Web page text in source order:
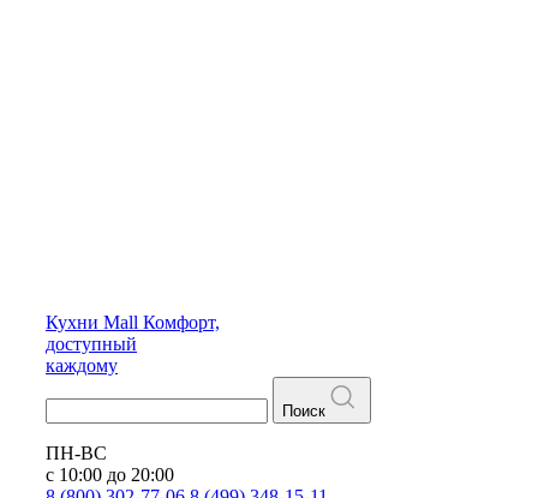
Кухни Mall Комфорт,
доступный
каждому
Поиск
ПН-ВС
с 10:00 до 20:00